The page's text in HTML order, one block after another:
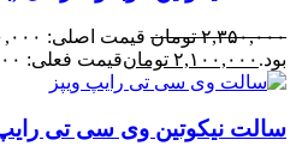
۲,۳۵۰,۰۰۰ تومان
بود. ۲,۱۰۰,۰۰۰ تومانقیمت فعلی: ۲,۱۰۰,۰۰۰ تومان.
سالت نیکوتین وی سی تی رایپ